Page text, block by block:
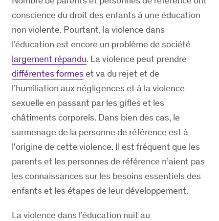
conscience du droit des enfants à une éducation
non violente. Pourtant, la violence dans
l’éducation est encore un problème de société
largement répandu. La violence peut prendre
différentes formeset va du rejet et de
l’humiliation aux négligences et à la violence
sexuelle en passant par les gifles et les
châtiments corporels. Dans bien des cas, le
surmenage de la personne de référence est à
l'origine de cette violence. Il est fréquent que les
parents et les personnes de référence n’aient pas
les connaissances sur les besoins essentiels des
enfants et les étapes de leur développement.
La violence dans l’éducation nuit au